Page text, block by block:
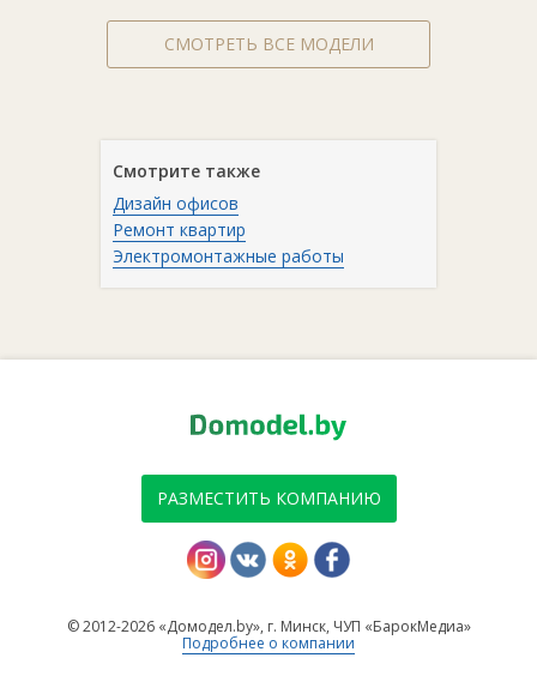
СМОТРЕТЬ ВСЕ МОДЕЛИ
Смотрите также
Дизайн офисов
Ремонт квартир
Электромонтажные работы
РАЗМЕСТИТЬ КОМПАНИЮ
© 2012-2026 «Домодел.by», г. Минск, ЧУП «БарокМедиа»
Подробнее о компании